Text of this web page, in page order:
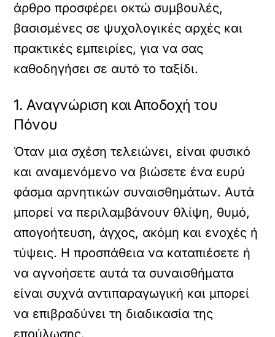
άρθρο προσφέρει οκτώ συμβουλές,
βασισμένες σε ψυχολογικές αρχές και
πρακτικές εμπειρίες, για να σας
καθοδηγήσει σε αυτό το ταξίδι.
1. Αναγνώριση και Αποδοχή του
Πόνου
Όταν μια σχέση τελειώνει, είναι φυσικό
και αναμενόμενο να βιώσετε ένα ευρύ
φάσμα αρνητικών συναισθημάτων. Αυτά
μπορεί να περιλαμβάνουν θλίψη, θυμό,
απογοήτευση, άγχος, ακόμη και ενοχές ή
τύψεις. Η προσπάθεια να καταπιέσετε ή
να αγνοήσετε αυτά τα συναισθήματα
είναι συχνά αντιπαραγωγική και μπορεί
να επιβραδύνει τη διαδικασία της
επούλωσης.